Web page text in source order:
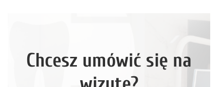
Chcesz umówić się na